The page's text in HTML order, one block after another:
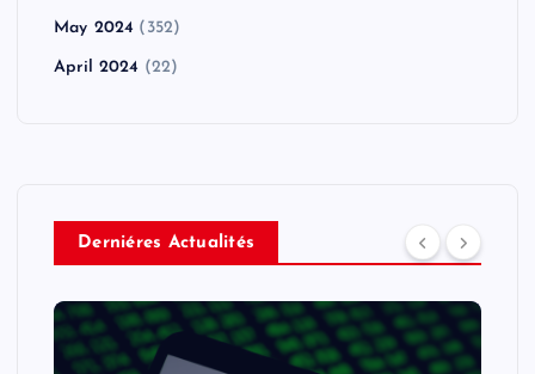
May 2024 (352)
April 2024 (22)
Derniéres Actualités